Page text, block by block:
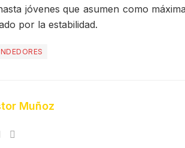
jóvenes que asumen como
por la estabilidad.
Muñoz